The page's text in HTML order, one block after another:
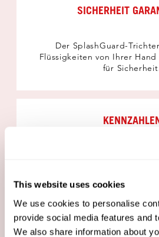
This website uses cookies
We use cookies to personalise
provide social media features and
We also share information about
SICHERHEIT
Der SplashGuard-
Flüssigkeiten von Ihrer
für
Warmhaltezeit 1